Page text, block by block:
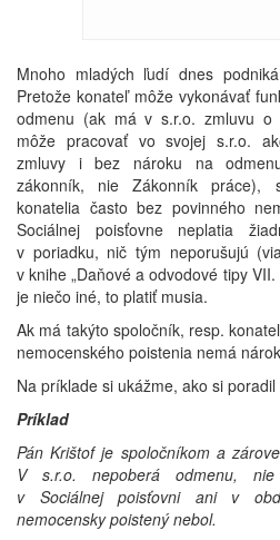
Mnoho mladých ľudí dnes
Pretože konateľ môže vykonávať
odmenu (ak má v s.r.o. zmluvu o
môže pracovať vo svojej s.r.o.
zmluvy i bez nároku na
zákonník, nie Zákonník práce),
konatelia často bez povinného
Sociálnej poisťovne neplatia
v poriadku, nič tým neporušujú
v knihe „Daňové a odvodové tipy
je niečo iné, to platiť musia.
Ak má takýto spoločník, resp.
nemocenského poistenia nemá
Na príklade si ukážme, ako si
Príklad
Pán Krištof je spoločníkom a
V s.r.o. nepoberá odmenu,
v Sociálnej poisťovni ani v
nemocensky poistený nebol.